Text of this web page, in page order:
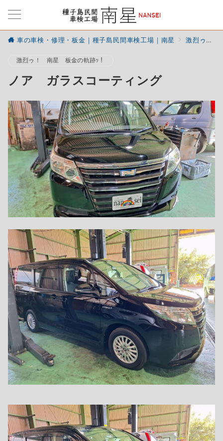
車の車検・修理・板金｜種子島民間車検工場｜南星 激烈ゥ！ 南星 板金の軌跡ｯ！
激烈ゥ！ 南星 板金の軌跡ｯ！
ノア ガラスコーティング